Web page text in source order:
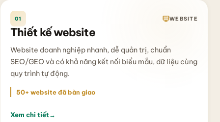
01 WEBSITE
Thiết kế website
Website doanh nghiệp nhanh, dễ quản trị, chuẩn
SEO/GEO và có khả năng kết nối biểu mẫu, dữ liệu cùng
quy trình tự động.
50+ website đã bàn giao
Xem chi tiết→